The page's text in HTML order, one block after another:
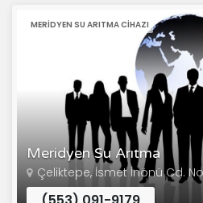
Meridyen Su Arıtma
MERIDYEN SU ARITMA CIHAZI
Çeliktepe, İsmet İnönü Cd.